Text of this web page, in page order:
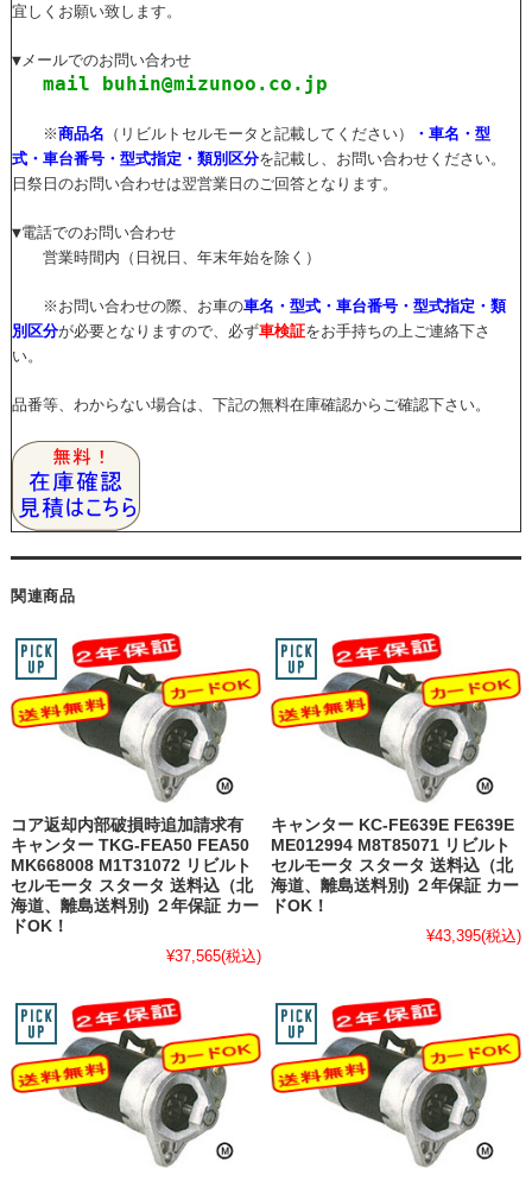
宜しくお願い致します。
▼メールでのお問い合わせ
mail buhin@mizunoo.co.jp
※商品名 （リビルトセルモータと記載してください）
・車名・型
式・車台番号・型式指定・類別区分を記載し、お問い合わせください。
日祭日のお問い合わせは翌営業日のご回答となります。
▼電話でのお問い合わせ
営業時間内（日祝日、年末年始を除く）
※お問い合わせの際、お車の車名・型式・車台番号・型式指定・類
別区分が必要となりますので、必ず車検証をお手持ちの上ご連絡下さ
い。
品番等、わからない場合は、下記の無料在庫確認からご確認下さい。
関連商品
コア返却内部破損時追加請求有
キャンター TKG-FEA50 FEA50
MK668008 M1T31072 リビルト
セルモータ スタータ 送料込（北
海道、離島送料別) ２年保証 カー
ドOK！
¥37,565(税込)
キャンター KC-FE639E FE639E
ME012994 M8T85071 リビルト
セルモータ スタータ 送料込（北
海道、離島送料別) ２年保証 カー
ドOK！
¥43,395(税込)